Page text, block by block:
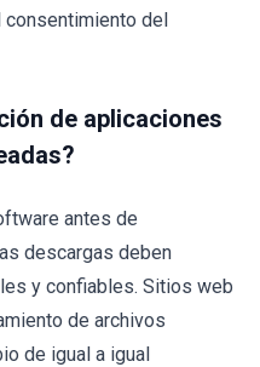
del
de aplicaciones
antes de
descargas deben
y confiables. Sitios web
de archivos
de igual a igual